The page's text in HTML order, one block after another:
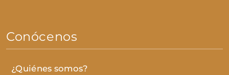
Conócenos
¿Quiénes somos?